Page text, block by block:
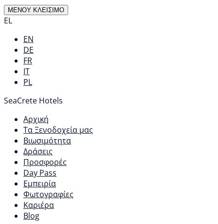
ΜΕΝΟΥ ΚΛΕΙΣΙΜΟ
EL
EN
DE
FR
IT
PL
SeaCrete Hotels
Αρχική
Τα Ξενοδοχεία μας
Βιωσιμότητα
Δράσεις
Προσφορές
Day Pass
Εμπειρία
Φωτογραφίες
Καριέρα
Blog